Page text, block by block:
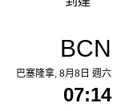
BCN
巴塞隆拿, 8月8日 週六
07:14